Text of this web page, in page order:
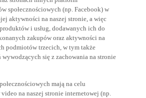
społecznościowych (np. Facebook) w
aktywności na naszej stronie, a więc
i usług, dodawanych ich do
zakupów oraz aktywności na
podmiotów trzecich, w tym także
wywodzących się z zachowania na stronie
na naszej stronie internetowej (np.